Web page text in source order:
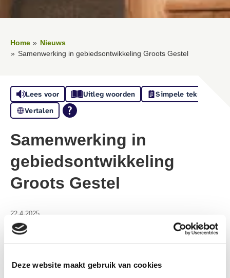
Deze website maakt gebruik van cookies
Home
Nieuws
Samenwerking in gebiedsontwikkeling Groots Gestel
Lees voor Uitleg woorden
Simpele tekst
Vertalen
Samenwerking in
gebiedsontwikkeling
Groots Gestel
22-4-2025
Wij gaan samen met de gemeente en Woonbedrijf,
Trudo en Wooninc/Stayinc nauw samenwerken voor
de ontwikkeling van Groots Gestel. Hiervoor hebben